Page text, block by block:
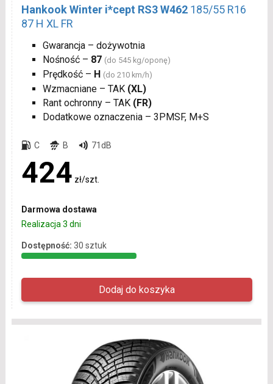
Hankook Winter i*cept RS3 W462 185/55 R16
87 H XL FR
Gwarancja – dożywotnia
Nośność – 87 (do 545 kg/oponę)
Prędkość – H (do 210 km/h)
Wzmacniane – TAK (XL)
Rant ochronny – TAK (FR)
Dodatkowe oznaczenia – 3PMSF, M+S
C B 71dB
424 zł/szt.
Darmowa dostawa
Realizacja 3 dni
Dostępność: 30 sztuk